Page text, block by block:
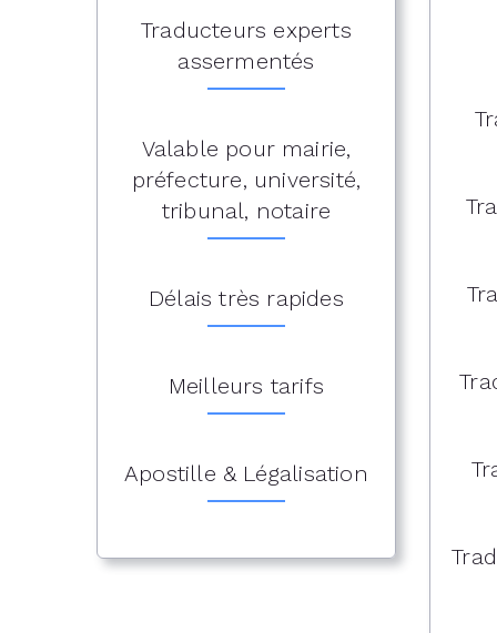
Traducteurs experts
assermentés
Valable pour mairie,
préfecture, université,
tribunal, notaire
Délais très rapides
Meilleurs tarifs
Apostille & Légalisation